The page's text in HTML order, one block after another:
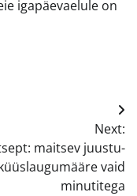
igapäevaelule on
Next:
maitsev juustu-
vaid
minutitega